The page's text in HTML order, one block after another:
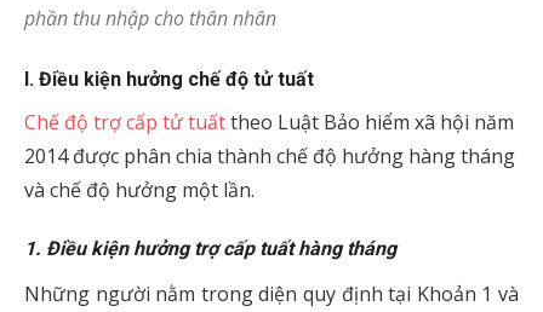
phần thu nhập cho thân nhân
I. Điều kiện hưởng chế độ tử tuất
Chế độ trợ cấp tử tuấttheo Luật Bảo hiểm xã hội năm
2014 được phân chia thành chế độ hưởng hàng tháng
và chế độ hưởng một lần.
1. Điều kiện hưởng trợ cấp tuất hàng tháng
Những người nằm trong diện quy định tại Khoản 1 và